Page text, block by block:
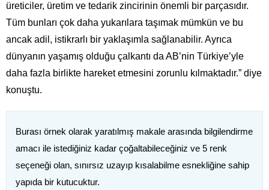
üreticiler, üretim ve tedarik zincirinin önemli bir parçasıdır.
Tüm bunları çok daha yukarılara taşımak mümkün ve bu
ancak adil, istikrarlı bir yaklaşımla sağlanabilir. Ayrıca
dünyanın yaşamış olduğu çalkantı da AB’nin Türkiye’yle
daha fazla birlikte hareket etmesini zorunlu kılmaktadır.” diye
konuştu.
Burası örnek olarak yaratılmış makale arasında bilgilendirme
amacı ile istediğiniz kadar çoğaltabileceğiniz ve 5 renk
seçeneği olan, sınırsız uzayıp kısalabilme esnekliğine sahip
yapıda bir kutucuktur.